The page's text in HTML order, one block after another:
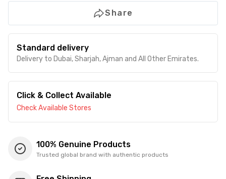
Share
Standard delivery
Delivery to Dubai, Sharjah, Ajman and All Other Emirates.
Click & Collect Available
Check Available Stores
100% Genuine Products
Trusted global brand with authentic products